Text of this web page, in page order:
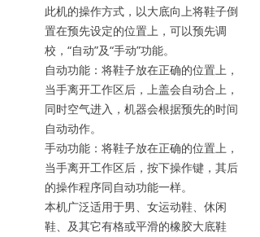
此机的操作方式，以大底向上将鞋子倒
置在预先设定的位置上，可以预先调
校，“自动”及“手动”功能。
自动功能：将鞋子放在正确的位置上，
当手离开工作区后，上盖会自动合上，
同时空气进入，机器会根据预先的时间
自动动作。
手动功能：将鞋子放在正确的位置上，
当手离开工作区后，按下操作键，其后
的操作程序同自动功能一样。
本机广泛适用于男、女运动鞋、休闲
鞋、及其它有格或平滑的橡胶大底鞋